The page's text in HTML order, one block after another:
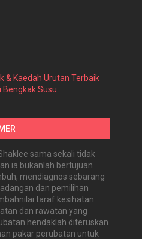
& Kaedah Urutan Terbaik
Susu
sama sekali tidak
ia bukanlah bertujuan
mendiagnos sebarang
dan pemilihan
taraf kesihatan
dan rawatan yang
hendaklah diteruskan
pakar perubatan untuk